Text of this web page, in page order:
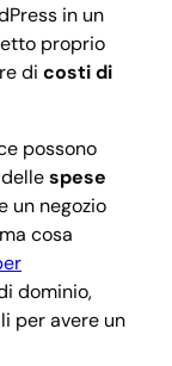
in un
proprio
di costi di
possono
spese
un negozio
cosa
dominio,
per avere un